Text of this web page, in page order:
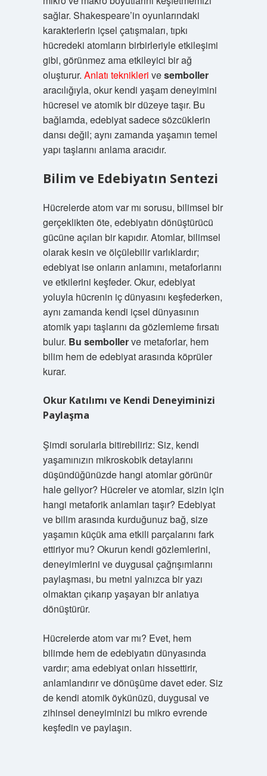
sağlar. Shakespeare’in oyunlarındaki
karakterlerin içsel çatışmaları, tıpkı
hücredeki atomların birbirleriyle etkileşimi
gibi, görünmez ama etkileyici bir ağ
oluşturur. Anlatı teknikleri vesemboller
aracılığıyla, okur kendi yaşam deneyimini
hücresel ve atomik bir düzeye taşır. Bu
bağlamda, edebiyat sadece sözcüklerin
dansı değil; aynı zamanda yaşamın temel
yapı taşlarını anlama aracıdır.
Bilim ve Edebiyatın Sentezi
Hücrelerde atom var mı sorusu, bilimsel bir
gerçeklikten öte, edebiyatın dönüştürücü
gücüne açılan bir kapıdır. Atomlar, bilimsel
olarak kesin ve ölçülebilir varlıklardır;
edebiyat ise onların anlamını, metaforlarını
ve etkilerini keşfeder. Okur, edebiyat
yoluyla hücrenin iç dünyasını keşfederken,
aynı zamanda kendi içsel dünyasının
atomik yapı taşlarını da gözlemleme fırsatı
bulur. Bu sembollerve metaforlar, hem
bilim hem de edebiyat arasında köprüler
kurar.
Okur Katılımı ve Kendi Deneyiminizi
Paylaşma
Şimdi sorularla bitirebiliriz: Siz, kendi
yaşamınızın mikroskobik detaylarını
düşündüğünüzde hangi atomlar görünür
hale geliyor? Hücreler ve atomlar, sizin için
hangi metaforik anlamları taşır? Edebiyat
ve bilim arasında kurduğunuz bağ, size
yaşamın küçük ama etkili parçalarını fark
ettiriyor mu? Okurun kendi gözlemlerini,
deneyimlerini ve duygusal çağrışımlarını
paylaşması, bu metni yalnızca bir yazı
olmaktan çıkarıp yaşayan bir anlatıya
dönüştürür.
Hücrelerde atom var mı? Evet, hem
bilimde hem de edebiyatın dünyasında
vardır; ama edebiyat onları hissettirir,
anlamlandırır ve dönüşüme davet eder. Siz
de kendi atomik öykünüzü, duygusal ve
zihinsel deneyiminizi bu mikro evrende
keşfedin ve paylaşın.